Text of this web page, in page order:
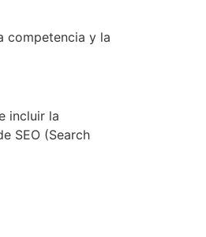
competencia y la
incluir la
SEO (Search